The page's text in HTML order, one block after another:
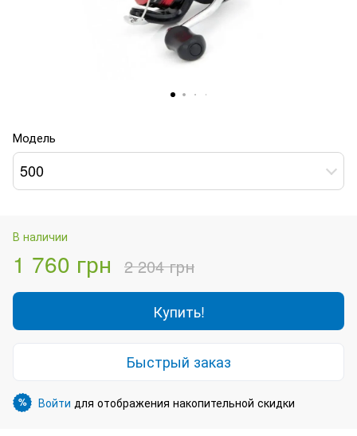
Модель
500
В наличии
1 760 грн 2 204 грн
Купить!
Быстрый заказ
% Войти для отображения накопительной скидки